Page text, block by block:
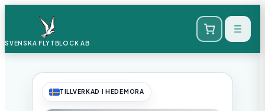
SVENSKA FLYTBLOCK AB
TILLVERKAD I HEDEMORA